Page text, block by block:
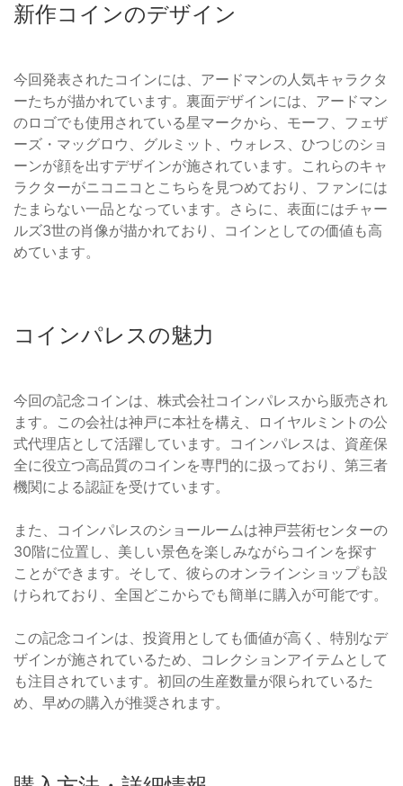
新作コインのデザイン
今回発表されたコインには、アードマンの人気キャラクタ
ーたちが描かれています。裏面デザインには、アードマン
のロゴでも使用されている星マークから、モーフ、フェザ
ーズ・マッグロウ、グルミット、ウォレス、ひつじのショ
ーンが顔を出すデザインが施されています。これらのキャ
ラクターがニコニコとこちらを見つめており、ファンには
たまらない一品となっています。さらに、表面にはチャー
ルズ3世の肖像が描かれており、コインとしての価値も高
めています。
コインパレスの魅力
今回の記念コインは、株式会社コインパレスから販売され
ます。この会社は神戸に本社を構え、ロイヤルミントの公
式代理店として活躍しています。コインパレスは、資産保
全に役立つ高品質のコインを専門的に扱っており、第三者
機関による認証を受けています。
また、コインパレスのショールームは神戸芸術センターの
30階に位置し、美しい景色を楽しみながらコインを探す
ことができます。そして、彼らのオンラインショップも設
けられており、全国どこからでも簡単に購入が可能です。
この記念コインは、投資用としても価値が高く、特別なデ
ザインが施されているため、コレクションアイテムとして
も注目されています。初回の生産数量が限られているた
め、早めの購入が推奨されます。